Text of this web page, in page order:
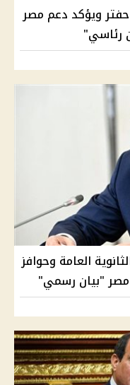
ويؤكد دعم مصر
رئاسي"
العامة وحوافز
مصر "بيان رسمي"